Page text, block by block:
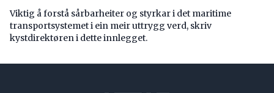
Viktig å forstå ­sårbarheiter og styrkar i det maritime
transport­systemet i ein meir uttrygg verd, skriv
kystdirektøren i dette innlegget.